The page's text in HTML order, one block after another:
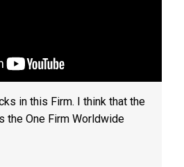
in this Firm. I think that the
the One Firm Worldwide